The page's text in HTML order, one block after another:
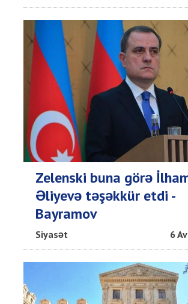
Zelenski buna görə
Əliyevə təşəkkür etdi -
Bayramov
Siyasət 6